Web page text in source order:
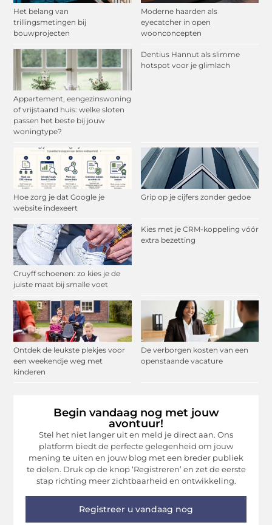
Het belang van
trillingsmetingen bij
bouwprojecten
Moderne haarden als
eyecatcher in open
woonconcepten
Appartement, eengezinswoning
of vrijstaand huis: welke sloten
passen het beste bij jouw
woningtype?
Dentius Hannut als slimme
hotspot voor je glimlach
Hoe zorg je dat Google je
website indexeert
Grip op je cijfers zonder gedoe
Cruyff schoenen: zo kies je de
juiste maat bij smalle voet
Kies met je CRM-koppeling vóór
extra bezetting
Ontdek de leukste plekjes voor
een weekendje weg met
kinderen
De verborgen kosten van een
openstaande vacature
Begin vandaag nog met jouw
avontuur!
Stel het niet langer uit en meld je direct aan. Ons
platform biedt de perfecte gelegenheid om jouw
mening te uiten en jouw blog met een breder publiek
te delen. Druk op de knop ‘Registreren’ en zet de eerste
stap richting meer zichtbaarheid en ontwikkeling.
Registreer u vandaag nog